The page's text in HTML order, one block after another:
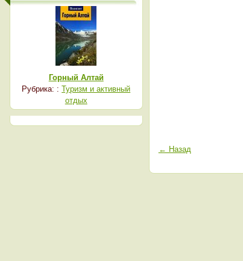
← Назад
Горный Алтай
Рубрика: :Туризм и активный
отдых